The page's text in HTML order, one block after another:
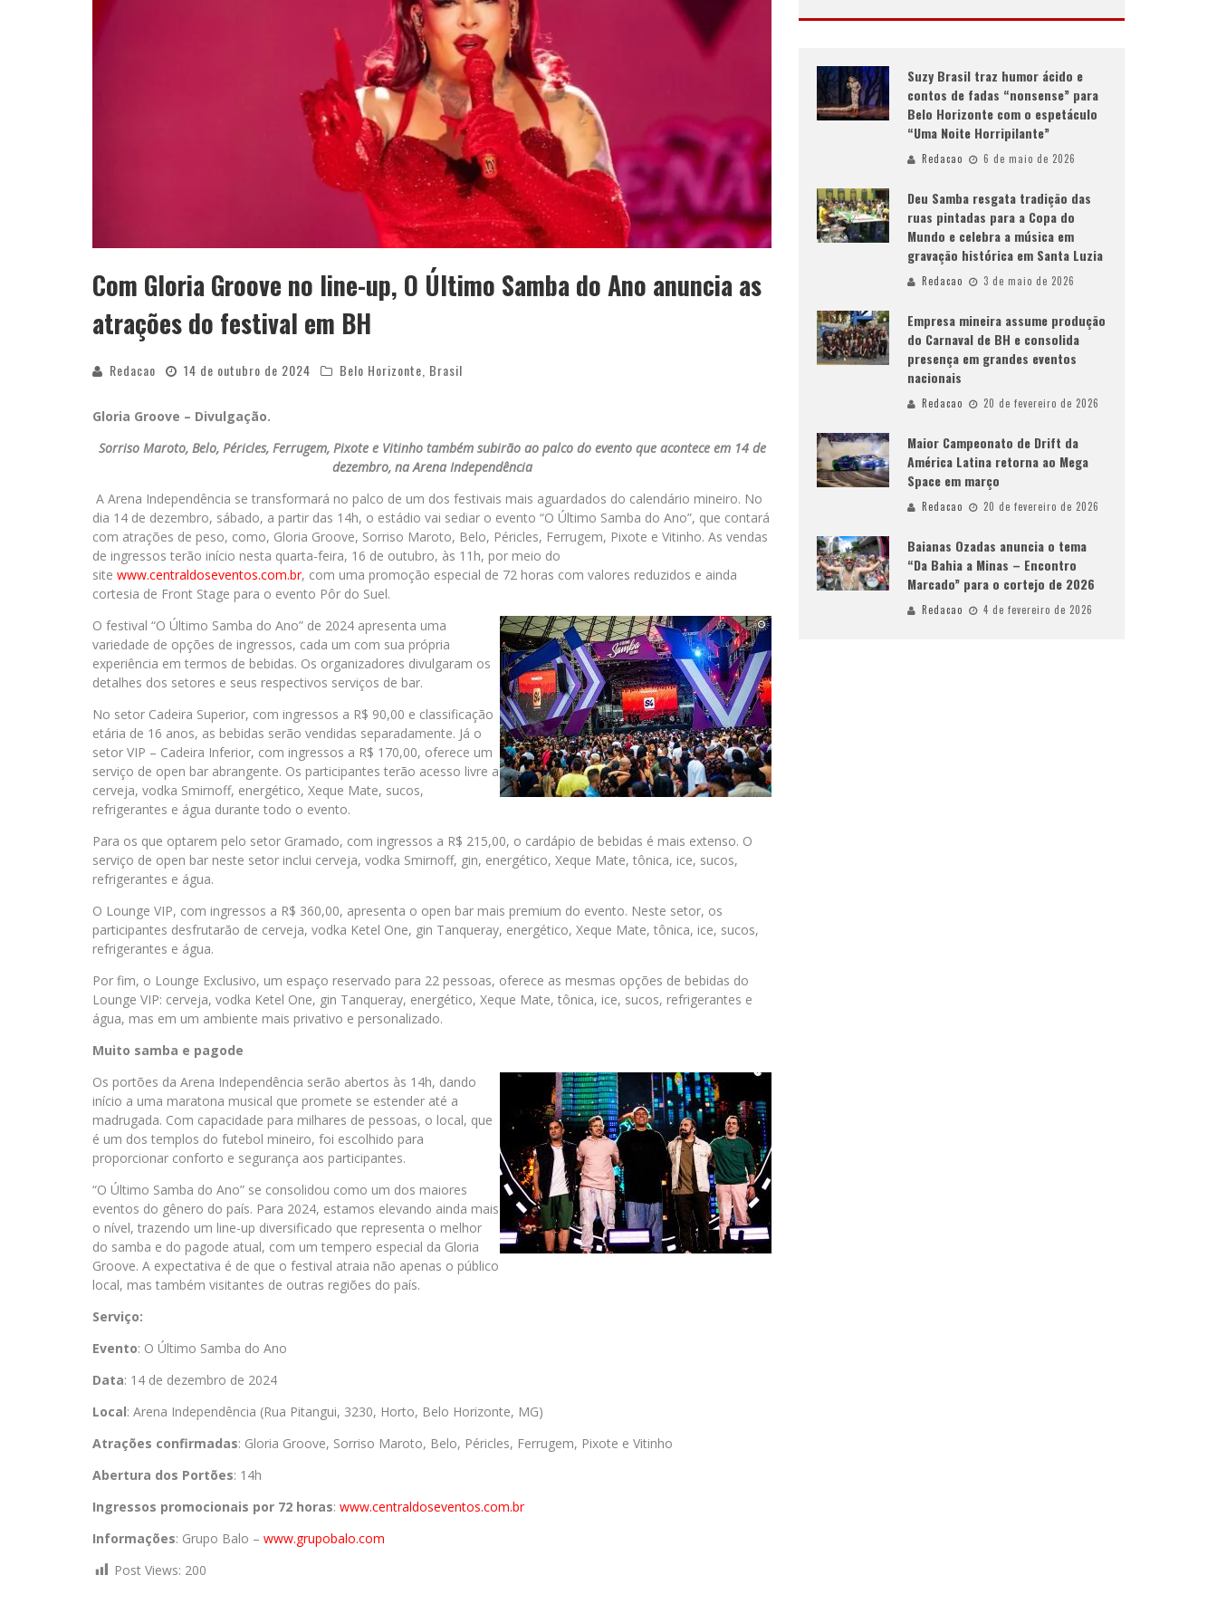
Com Gloria Groove no line-up, O Último Samba do Ano anuncia as
atrações do festival em BH
Redacao 14 de outubro de 2024 Belo Horizonte Brasil
Gloria Groove – Divulgação.
Sorriso Maroto, Belo, Péricles, Ferrugem, Pixote e Vitinho também subirão ao palco do evento que acontece em 14 de
dezembro, na Arena Independência
A Arena Independência se transformará no palco de um dos festivais mais aguardados do calendário mineiro. No
dia 14 de dezembro, sábado, a partir das 14h, o estádio vai sediar o evento “O Último Samba do Ano”, que contará
com atrações de peso, como, Gloria Groove, Sorriso Maroto, Belo, Péricles, Ferrugem, Pixote e Vitinho. As vendas
de ingressos terão início nesta quarta-feira, 16 de outubro, às 11h, por meio do
site www.centraldoseventos.com.br, com uma promoção especial de 72 horas com valores reduzidos e ainda
cortesia de Front Stage para o evento Pôr do Suel.
O festival “O Último Samba do Ano” de 2024 apresenta uma
variedade de opções de ingressos, cada um com sua própria
experiência em termos de bebidas. Os organizadores divulgaram os
detalhes dos setores e seus respectivos serviços de bar.
No setor Cadeira Superior, com ingressos a R$ 90,00 e classificação
etária de 16 anos, as bebidas serão vendidas separadamente. Já o
setor VIP – Cadeira Inferior, com ingressos a R$ 170,00, oferece um
serviço de open bar abrangente. Os participantes terão acesso livre a
cerveja, vodka Smirnoff, energético, Xeque Mate, sucos,
refrigerantes e água durante todo o evento.
Para os que optarem pelo setor Gramado, com ingressos a R$ 215,00, o cardápio de bebidas é mais extenso. O
serviço de open bar neste setor inclui cerveja, vodka Smirnoff, gin, energético, Xeque Mate, tônica, ice, sucos,
refrigerantes e água.
O Lounge VIP, com ingressos a R$ 360,00, apresenta o open bar mais premium do evento. Neste setor, os
participantes desfrutarão de cerveja, vodka Ketel One, gin Tanqueray, energético, Xeque Mate, tônica, ice, sucos,
refrigerantes e água.
Por fim, o Lounge Exclusivo, um espaço reservado para 22 pessoas, oferece as mesmas opções de bebidas do
Lounge VIP: cerveja, vodka Ketel One, gin Tanqueray, energético, Xeque Mate, tônica, ice, sucos, refrigerantes e
água, mas em um ambiente mais privativo e personalizado.
Muito samba e pagode
Os portões da Arena Independência serão abertos às 14h, dando
início a uma maratona musical que promete se estender até a
madrugada. Com capacidade para milhares de pessoas, o local, que
é um dos templos do futebol mineiro, foi escolhido para
proporcionar conforto e segurança aos participantes.
“O Último Samba do Ano” se consolidou como um dos maiores
eventos do gênero do país. Para 2024, estamos elevando ainda mais
o nível, trazendo um line-up diversificado que representa o melhor
do samba e do pagode atual, com um tempero especial da Gloria
Groove. A expectativa é de que o festival atraia não apenas o público
local, mas também visitantes de outras regiões do país.
Serviço:
Evento: O Último Samba do Ano
Data: 14 de dezembro de 2024
Local: Arena Independência (Rua Pitangui, 3230, Horto, Belo Horizonte, MG)
Atrações confirmadas: Gloria Groove, Sorriso Maroto, Belo, Péricles, Ferrugem, Pixote e Vitinho
Abertura dos Portões: 14h
Ingressos promocionais por 72 horas: www.centraldoseventos.com.br
Informações: Grupo Balo – www.grupobalo.com
Post Views: 200
Suzy Brasil traz humor ácido e
contos de fadas “nonsense” para
Belo Horizonte com o espetáculo
“Uma Noite Horripilante”
Redacao 6 de maio de 2026
Deu Samba resgata tradição das
ruas pintadas para a Copa do
Mundo e celebra a música em
gravação histórica em Santa Luzia
Redacao 3 de maio de 2026
Empresa mineira assume produção
do Carnaval de BH e consolida
presença em grandes eventos
nacionais
Redacao 20 de fevereiro de 2026
Maior Campeonato de Drift da
América Latina retorna ao Mega
Space em março
Redacao 20 de fevereiro de 2026
Baianas Ozadas anuncia o tema
“Da Bahia a Minas – Encontro
Marcado” para o cortejo de 2026
Redacao 4 de fevereiro de 2026